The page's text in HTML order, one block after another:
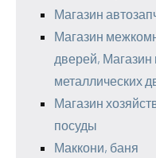
Магазин
Магазин
дверей,
металлических
Магазин
посуды
Маккони, баня